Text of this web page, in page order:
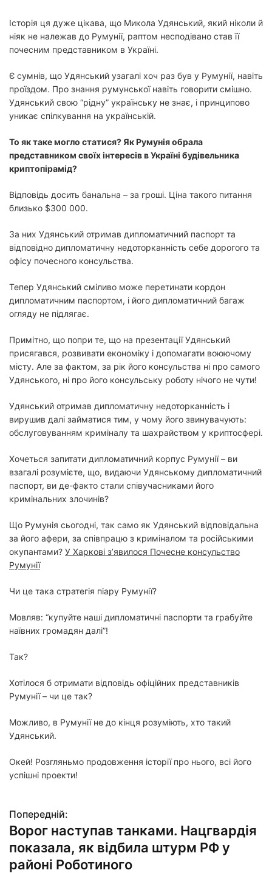
Історія ця дуже цікава, що Микола Удянський, який ніколи й
ніяк не належав до Румунії, раптом несподівано став її
почесним представником в Україні.
Є сумнів, що Удянський узагалі хоч раз був у Румунії, навіть
проїздом. Про знання румунської навіть говорити смішно.
Удянський свою “рідну” українську не знає, і принципово
уникає спілкування на українській.
То як таке могло статися? Як Румунія обрала
представником своїх інтересів в Україні будівельника
криптопірамід?
Відповідь досить банальна – за гроші. Ціна такого питання
близько $300 000.
За них Удянський отримав дипломатичний паспорт та
відповідно дипломатичну недоторканність себе дорогого та
офісу почесного консульства.
Тепер Удянський сміливо може перетинати кордон
дипломатичним паспортом, і його дипломатичний багаж
огляду не підлягає.
Примітно, що попри те, що на презентації Удянський
присягався, розвивати економіку і допомагати воюючому
місту. Але за фактом, за рік його консульства ні про самого
Удянського, ні про його консульську роботу нічого не чути!
Удянський отримав дипломатичну недоторканність і
вирушив далі займатися тим, у чому його звинувачують:
обслуговуванням криміналу та шахрайством у криптосфері.
Хочеться запитати дипломатичний корпус Румунії – ви
взагалі розумієте, що, видаючи Удянському дипломатичний
паспорт, ви де-факто стали співучасниками його
кримінальних злочинів?
Що Румунія сьогодні, так само як Удянський відповідальна
за його афери, за співпрацю з криміналом та російськими
окупантами? У Харкові з’явилося Почесне консульство
Румунії
Чи це така стратегія піару Румунії?
Мовляв: “купуйте наші дипломатичні паспорти та грабуйте
наївних громадян далі”!
Так?
Хотілося б отримати відповідь офіційних представників
Румунії – чи це так?
Можливо, в Румунії не до кінця розуміють, хто такий
Удянський.
Окей! Розгляньмо продовження історії про нього, всі його
успішні проекти!
Н
а
в
Попередній:
Ворог наступав танками. Нацгвардія
показала, як відбила штурм РФ у
районі Роботиного